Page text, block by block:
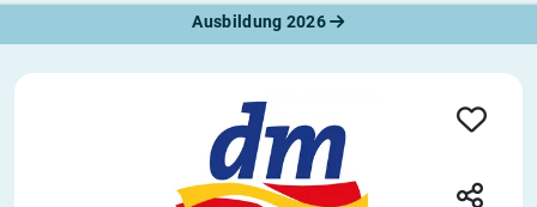
Ausbildung 2026